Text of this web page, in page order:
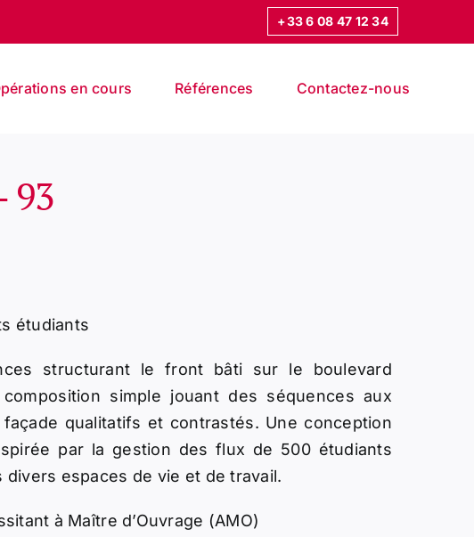
+33 6 08 47 12 34
en cours Références Contactez-nous
93
étudiants
structurant le front bâti sur le boulevard
composition simple jouant des séquences aux
qualitatifs et contrastés. Une conception
par la gestion des flux de 500 étudiants
divers espaces de vie et de travail.
à Maître d’Ouvrage (AMO)